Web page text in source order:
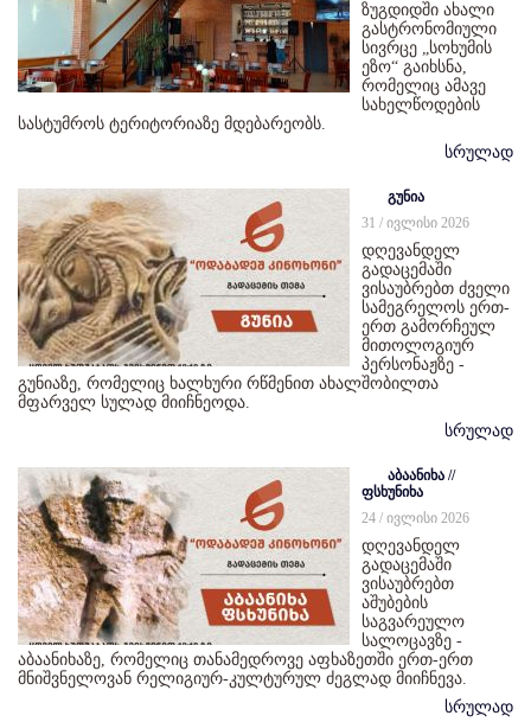
ზუგდიდში ახალი
გასტრონომიული
სივრცე „სოხუმის
ეზო“ გაიხსნა,
რომელიც ამავე
სახელწოდების
სასტუმროს ტერიტორიაზე მდებარეობს.
სრულად
გუნია
31 / ივლისი 2026
დღევანდელ
გადაცემაში
ვისაუბრებთ ძველი
სამეგრელოს ერთ-
ერთ გამორჩეულ
მითოლოგიურ
პერსონაჟზე -
გუნიაზე, რომელიც ხალხური რწმენით ახალშობილთა
მფარველ სულად მიიჩნეოდა.
სრულად
აბაანიხა //
ფსხუნიხა
24 / ივლისი 2026
დღევანდელ
გადაცემაში
ვისაუბრებთ
აშუბების
საგვარეულო
სალოცავზე -
აბაანიხაზე, რომელიც თანამედროვე აფხაზეთში ერთ-ერთ
მნიშვნელოვან რელიგიურ-კულტურულ ძეგლად მიიჩნევა.
სრულად